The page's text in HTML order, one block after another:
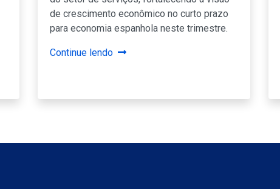
de crescimento econômico no curto prazo
para economia espanhola neste trimestre.
Continue lendo